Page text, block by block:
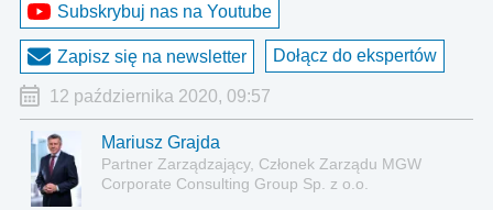
Subskrybuj nas na Youtube
Zapisz się na newsletter Dołącz do ekspertów
12 października 2020, 09:57
Mariusz Grajda
Partner Zarządzający, Członek Zarządu MGW
Corporate Consulting Group Sp. z o.o.